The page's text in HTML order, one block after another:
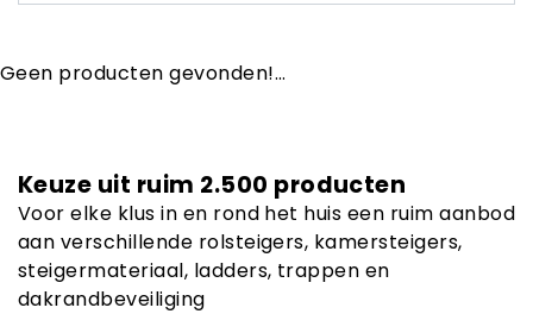
Geen producten gevonden!...
Keuze uit ruim 2.500 producten
Voor elke klus in en rond het huis een ruim aanbod
aan verschillende rolsteigers, kamersteigers,
steigermateriaal, ladders, trappen en
dakrandbeveiliging